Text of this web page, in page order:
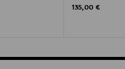
Original Price
135,00 €